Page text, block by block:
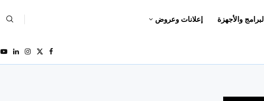
البرامج والأجهزة إعلانات وعروض